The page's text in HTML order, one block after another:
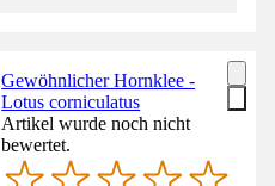
Gewöhnlicher Hornklee -
Lotus corniculatus
Artikel wurde noch nicht
bewertet.